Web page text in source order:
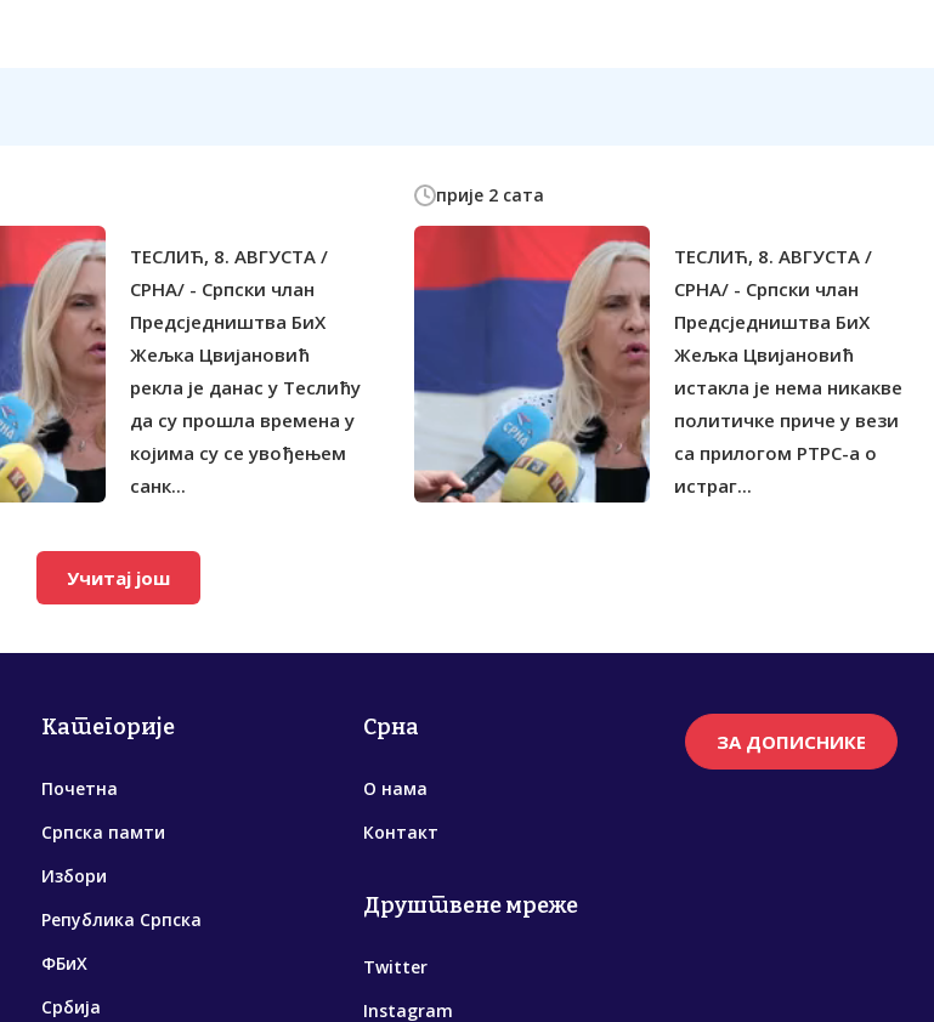
ТЕСЛИЋ, 8. АВГУСТА /
СРНА/ - Српски члан
Предсједништва БиХ
Жељка Цвијановић
рекла је данас у Теслићу
да су прошла времена у
којима су се увођењем
санк...
прије 2 сата
ТЕСЛИЋ, 8. АВГУСТА /
СРНА/ - Српски члан
Предсједништва БиХ
Жељка Цвијановић
истакла је нема никакве
политичке приче у вези
са прилогом РТРС-а о
истраг...
Учитај још
Категорије
Почетна
Српска памти
Избори
Република Српска
ФБиХ
Србија
Срна
О нама
Контакт
Друштвене мреже
Twitter
Instagram
ЗА ДОПИСНИКЕ